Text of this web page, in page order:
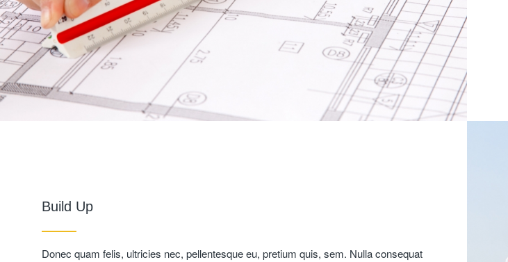
Build Up
Donec quam felis, ultricies nec, pellentesque eu, pretium quis, sem. Nulla consequat